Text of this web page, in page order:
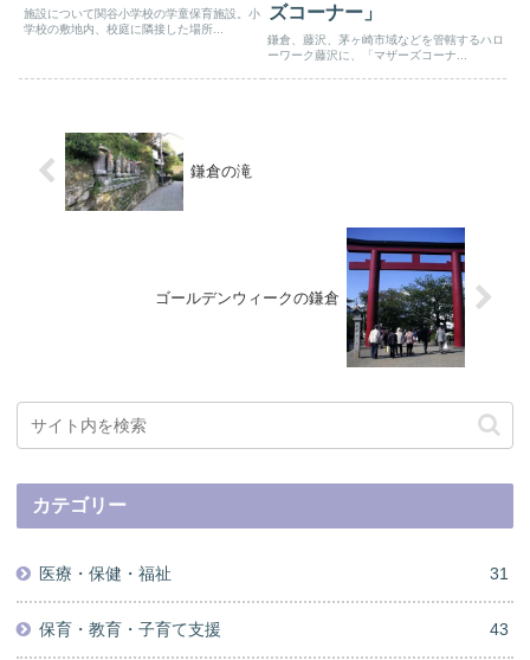
施設について関谷小学校の学童保育施設。小
学校の敷地内、校庭に隣接した場所...
ズコーナー」
鎌倉、藤沢、茅ヶ崎市域などを管轄するハロ
ーワーク藤沢に、「マザーズコーナ...
鎌倉の滝
ゴールデンウィークの鎌倉
カテゴリー
医療・保健・福祉 31
保育・教育・子育て支援 43